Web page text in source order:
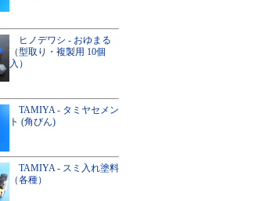
ヒノデワシ - おゆまる
（型取り・複製用 10個
入）
TAMIYA - タミヤセメン
ト (角びん)
TAMIYA - スミ入れ塗料
（各種）